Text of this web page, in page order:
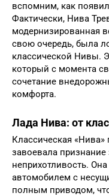
вспомним, как
Фактически, Нива
модернизированная
свою очередь, была
классической Нивы.
который с момента
сочетание
комфорта.
Лада Нива: от
Классическая «Нива»
завоевала
неприхотливость.
автомобилем с
полным приводом,